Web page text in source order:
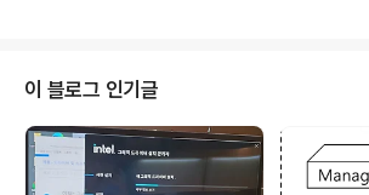
어우 영어 울렁증 생길뻔했는데 다행히도 stackoverflo
w덕분에 https://stackoverflow.com/questions/64
078610/cant-create-an-environment-on-aws-
cloud-9 Cant create an environment..
이 블로그 인기글